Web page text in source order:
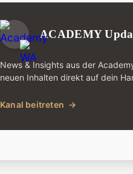
ACADEMY
News & Insights aus der
neuen Inhalten direkt auf dein
Kanal beitreten →